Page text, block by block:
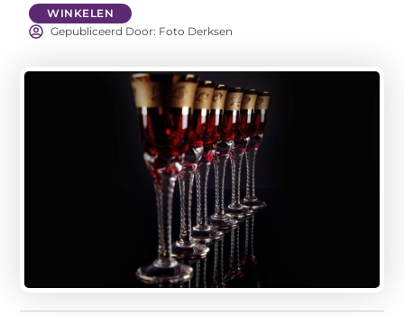
WINKELEN
Gepubliceerd Door: Foto Derksen